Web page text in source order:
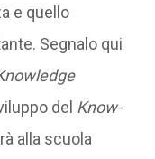
e quello
Segnalo qui
del Know-
alla scuola